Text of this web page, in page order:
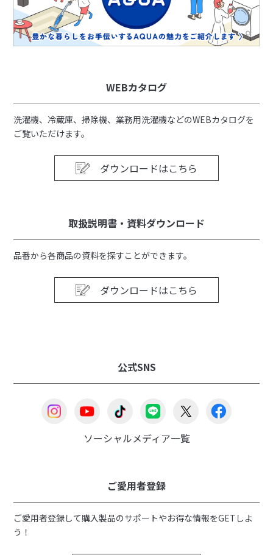
WEBカタログ
洗濯機、冷蔵庫、掃除機、業務用洗濯機などのWEBカタログを
ご覧いただけます。
ダウンロードはこちら
取扱説明書・資料ダウンロード
品番から各商品の資料を探すことができます。
ダウンロードはこちら
公式SNS
ソーシャルメディア一覧
ご愛用者登録
ご愛用者登録して購入製品のサポートやお得な情報をGETしよ
う！